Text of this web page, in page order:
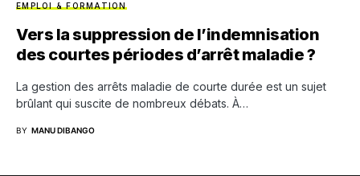
EMPLOI & FORMATION
Vers la suppression de l’indemnisation
des courtes périodes d’arrêt maladie ?
La gestion des arrêts maladie de courte durée est un sujet
brûlant qui suscite de nombreux débats. À…
BY MANU DIBANGO